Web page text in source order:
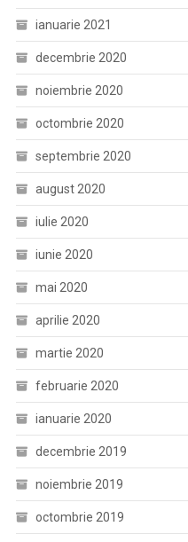
ianuarie 2021
decembrie 2020
noiembrie 2020
octombrie 2020
septembrie 2020
august 2020
iulie 2020
iunie 2020
mai 2020
aprilie 2020
martie 2020
februarie 2020
ianuarie 2020
decembrie 2019
noiembrie 2019
octombrie 2019